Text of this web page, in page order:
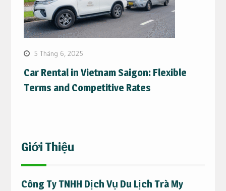
5 Tháng 6, 2025
Car Rental in Vietnam Saigon: Flexible
Terms and Competitive Rates
Giới Thiệu
Công Ty TNHH Dịch Vụ Du Lịch Trà My